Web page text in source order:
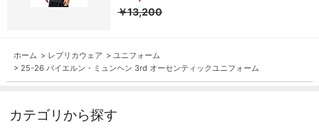
￥13,200
ホーム > レプリカウェア > ユニフォーム
> 25-26 バイエルン・ミュンヘン 3rd オーセンティックユニフォーム
カテゴリから探す